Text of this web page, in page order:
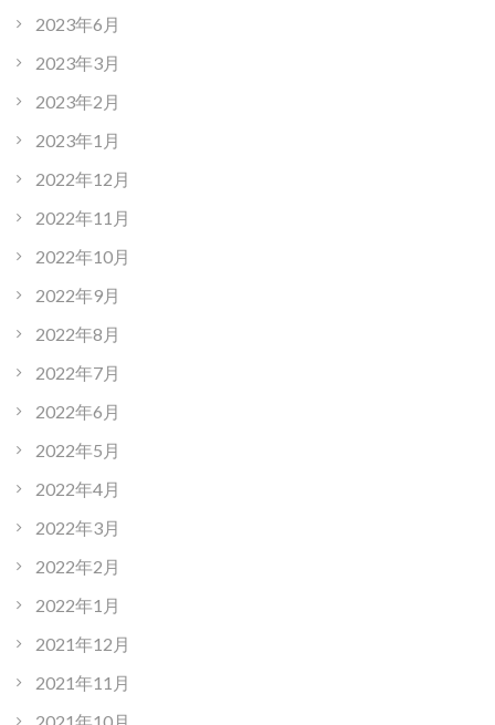
2023年6月
2023年3月
2023年2月
2023年1月
2022年12月
2022年11月
2022年10月
2022年9月
2022年8月
2022年7月
2022年6月
2022年5月
2022年4月
2022年3月
2022年2月
2022年1月
2021年12月
2021年11月